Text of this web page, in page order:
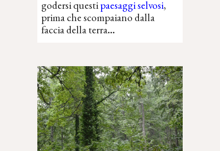
godersi questipaesaggi selvosi,
prima che scompaiano dalla
faccia della terra...